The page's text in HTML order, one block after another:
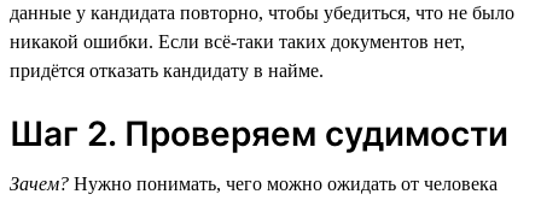
данные у кандидата повторно, чтобы убедиться, что не было
никакой ошибки. Если всё-таки таких документов нет,
придётся отказать кандидату в найме.
Шаг 2. Проверяем судимости
Зачем? Нужно понимать, чего можно ожидать от человека